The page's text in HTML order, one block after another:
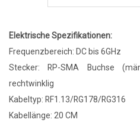
Elektrische Spezifikationen:
Frequenzbereich: DC bis 6GHz
Stecker: RP-SMA Buchse
rechtwinklig
Kabeltyp: RF1.13/RG178/RG316
Kabellänge: 20 CM